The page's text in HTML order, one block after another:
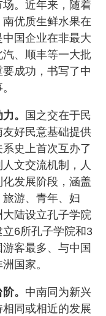
。近年来，随着
优质生鲜水果在
国企业在非最大
、顺丰等一大批
成功，书写了中
。
国之交在于民
好民意基础提供
史上首次互办了
文交流机制，人
发展阶段，涵盖
游、青年、妇
陆设立孔子学院
6所孔子学院和3
客最多、与中国
国家。
。 中南同为新兴
同或相近的发展